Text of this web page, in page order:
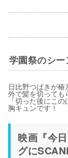
学園祭のシー
日比野つばきが
外で髪を切っても
「切った後にこ
胸キュンです！
映画『今
グに